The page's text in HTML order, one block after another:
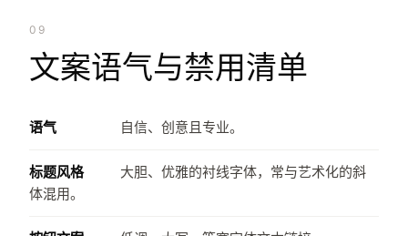
09
文案语气与禁用清单
语气 自信、创意且专业。
标题风格
大胆、优雅的衬线字体，常与艺术化的斜
体混用。